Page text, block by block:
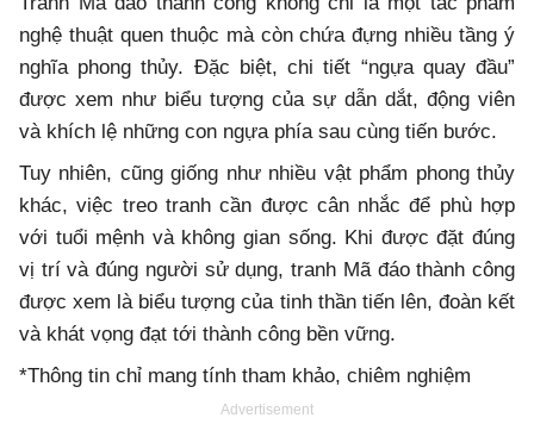
nghệ thuật quen thuộc mà còn chứa đựng nhiều tầng ý
nghĩa phong thủy. Đặc biệt, chi tiết “ngựa quay đầu”
được xem như biểu tượng của sự dẫn dắt, động viên
và khích lệ những con ngựa phía sau cùng tiến bước.
Tuy nhiên, cũng giống như nhiều vật phẩm phong thủy
khác, việc treo tranh cần được cân nhắc để phù hợp
với tuổi mệnh và không gian sống. Khi được đặt đúng
vị trí và đúng người sử dụng, tranh Mã đáo thành công
được xem là biểu tượng của tinh thần tiến lên, đoàn kết
và khát vọng đạt tới thành công bền vững.
*Thông tin chỉ mang tính tham khảo, chiêm nghiệm
Advertisement